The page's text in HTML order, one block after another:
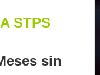
STPS
sin